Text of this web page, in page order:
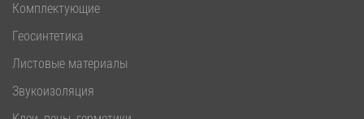
Комплектующие
Геосинтетика
Листовые материалы
Звукоизоляция